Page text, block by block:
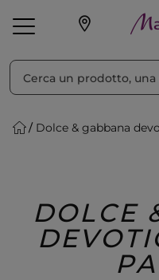
Make-up
Dolce & gabbana
DOLCE
Ordina per